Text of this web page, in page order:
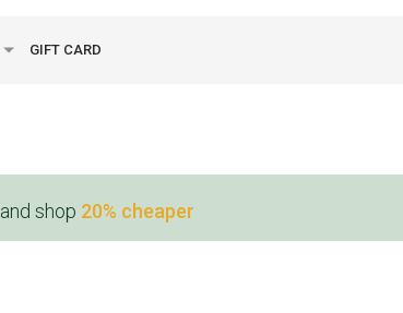
GIFT CARD
and shop 20% cheaper